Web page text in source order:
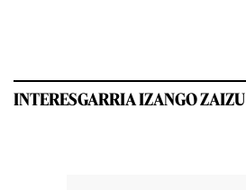
INTERESGARRIA IZANGO ZAIZU